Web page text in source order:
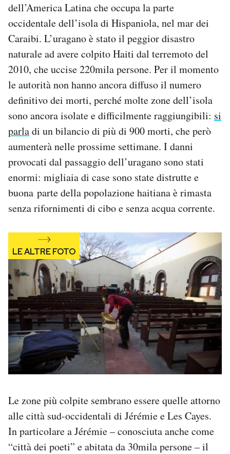
CALENDARIO
AREA PERSONALE
Area Personale
Regala il Post
Hai bisogno di aiuto?
Esci
dell’America Latina che occupa la parte
occidentale dell’isola di Hispaniola, nel mar dei
Caraibi. L’uragano è stato il peggior disastro
naturale ad avere colpito Haiti dal terremoto del
2010, che uccise 220mila persone. Per il momento
le autorità non hanno ancora diffuso il numero
definitivo dei morti, perché molte zone dell’isola
sono ancora isolate e difficilmente raggiungibili: si
parladi un bilancio di più di 900 morti, che però
aumenterà nelle prossime settimane. I danni
provocati dal passaggio dell’uragano sono stati
enormi: migliaia di case sono state distrutte e
buona parte della popolazione haitiana è rimasta
senza rifornimenti di cibo e senza acqua corrente.
Le zone più colpite sembrano essere quelle attorno
alle città sud-occidentali di Jérémie e Les Cayes.
In particolare a Jérémie – conosciuta anche come
“città dei poeti” e abitata da 30mila persone – il